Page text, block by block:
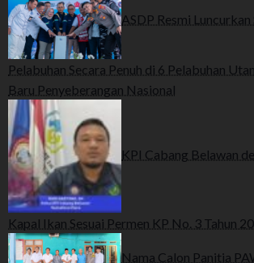
ASDP Resmi
Pelabuhan Secara Penuh di 6 Pelabuhan
Baru Penyeberangan Nasional
KPI Cabang Belawan
Kapal Ikan Sesuai Permen KP No. 3 Tahun
Nama Calon Panitia